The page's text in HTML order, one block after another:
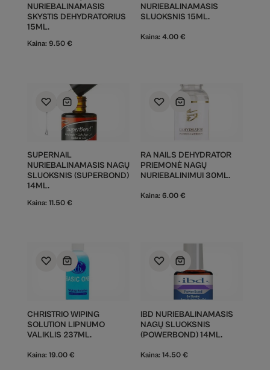
NURIEBALINAMASIS
SKYSTIS DEHYDRATORIUS
15ML.
Kaina: 9.50 €
NURIEBALINAMASIS
SLUOKSNIS 15ML.
Kaina: 4.00 €
SUPERNAIL
NURIEBALINAMASIS NAGŲ
SLUOKSNIS (SUPERBOND)
14ML.
Kaina: 11.50 €
RA NAILS DEHYDRATOR
PRIEMONĖ NAGŲ
NURIEBALINIMUI 30ML.
Kaina: 6.00 €
CHRISTRIO WIPING
SOLUTION LIPNUMO
VALIKLIS 237ML.
Kaina: 19.00 €
IBD NURIEBALINAMASIS
NAGŲ SLUOKSNIS
(POWERBOND) 14ML.
Kaina: 14.50 €